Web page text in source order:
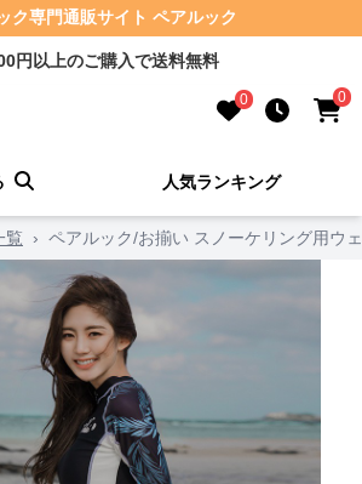
ク専門通販サイト ペアルック
円以上のご購入で送料無料
0 0
人気ランキング
覧 › ペアルック/お揃い スノーケリング用ウ